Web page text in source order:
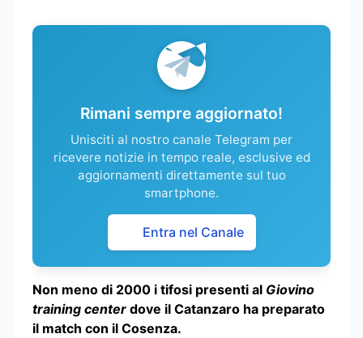
Rimani sempre aggiornato!
Unisciti al nostro canale Telegram per
ricevere notizie in tempo reale, esclusive ed
aggiornamenti direttamente sul tuo
smartphone.
Entra nel Canale
Non meno di 2000 i tifosi presenti al Giovino
training center dove il Catanzaro ha preparato
il match con il Cosenza.